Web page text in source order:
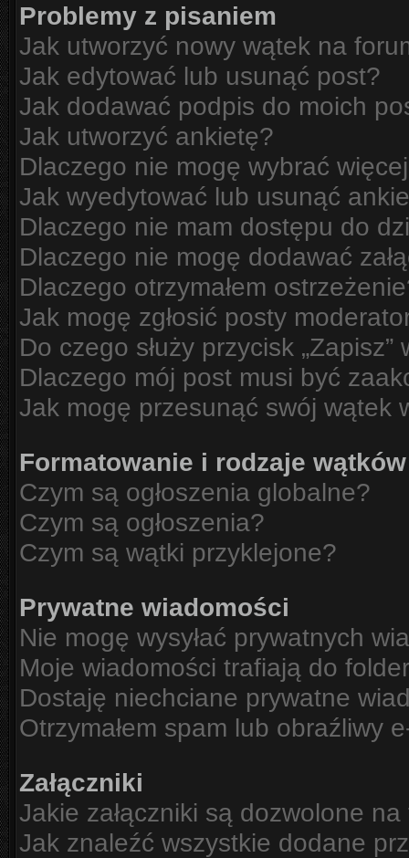
Problemy z pisaniem
Jak utworzyć nowy wątek na
Jak edytować lub usunąć post?
Jak dodawać podpis do moich
Jak utworzyć ankietę?
Dlaczego nie mogę wybrać
Jak wyedytować lub usunąć
Dlaczego nie mam dostępu do
Dlaczego nie mogę dodawać
Dlaczego otrzymałem
Jak mogę zgłosić posty
Do czego służy przycisk
Dlaczego mój post musi być
Jak mogę przesunąć swój wątek
Formatowanie i rodzaje wątków
Czym są ogłoszenia globalne?
Czym są ogłoszenia?
Czym są wątki przyklejone?
Prywatne wiadomości
Nie mogę wysyłać prywatnych
Moje wiadomości trafiają do
Dostaję niechciane prywatne
Otrzymałem spam lub obraźliwy
Załączniki
Jakie załączniki są dozwolone
Jak znaleźć wszystkie dodane